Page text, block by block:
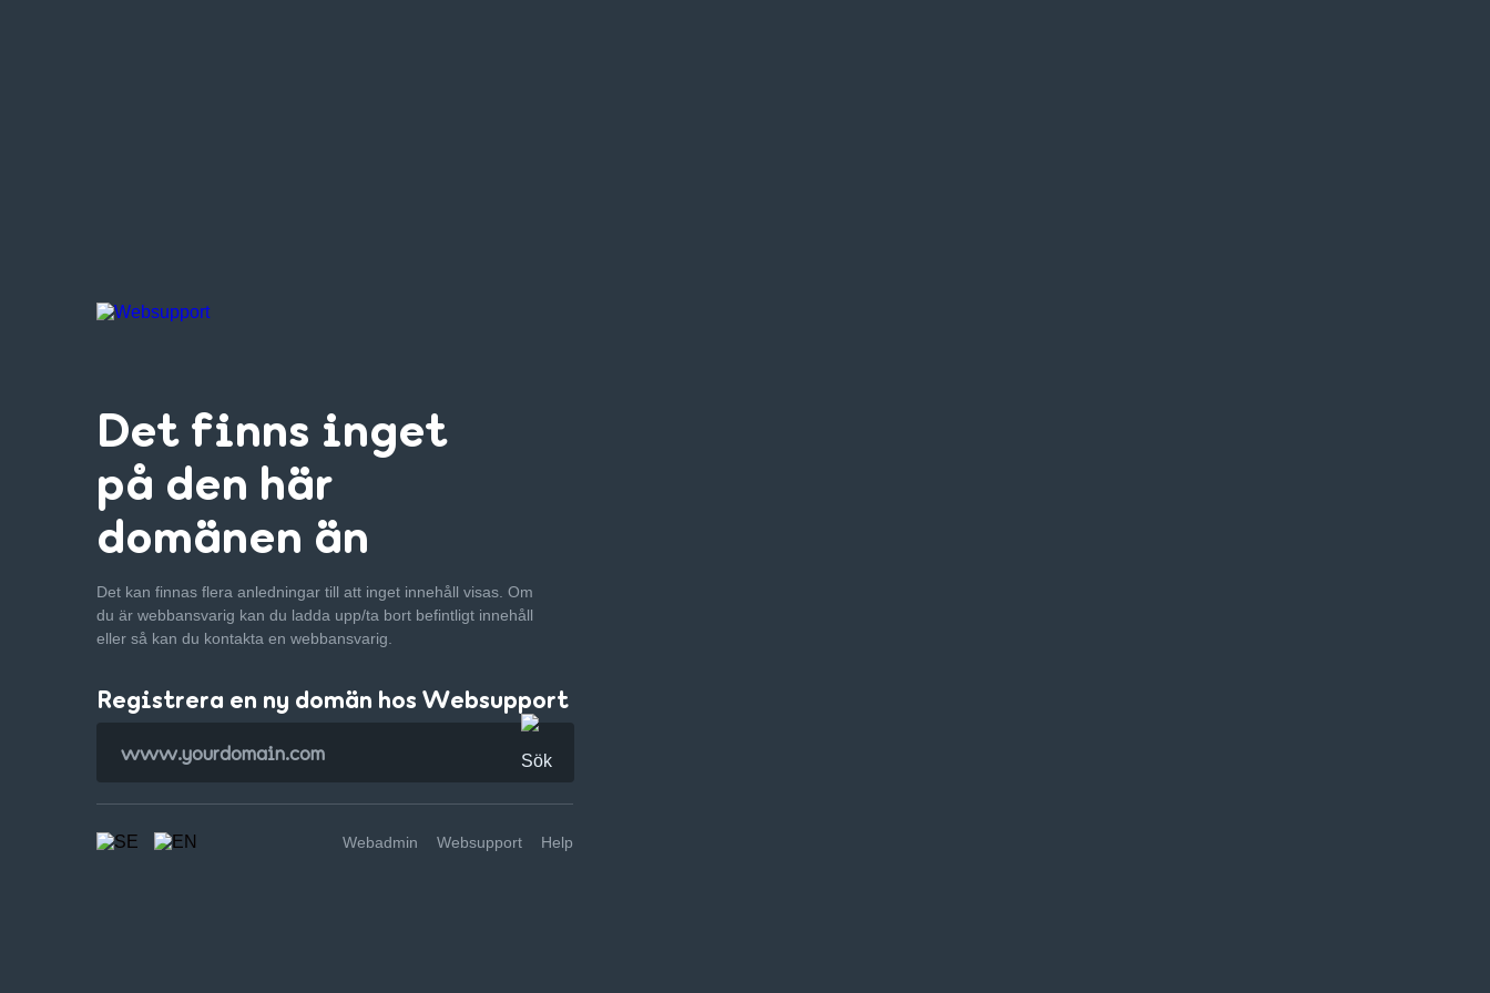
Det finns inget
på den här
domänen än
Det kan finnas flera anledningar till att inget innehåll visas. Om
du är webbansvarig kan du ladda upp/ta bort befintligt innehåll
eller så kan du kontakta en webbansvarig.
Registrera en ny domän hos Websupport
Webadmin Websupport Help